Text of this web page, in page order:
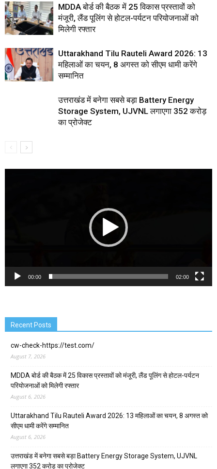
MDDA बोर्ड की बैठक में 25 विकास प्रस्तावों को
मंजूरी, लैंड पूलिंग से होटल-पर्यटन परियोजनाओं को
मिलेगी रफ्तार
Uttarakhand Tilu Rauteli Award 2026: 13
महिलाओं का चयन, 8 अगस्त को सीएम धामी करेंगे
सम्मानित
उत्तराखंड में बनेगा सबसे बड़ा Battery Energy
Storage System, UJVNL लगाएगा 352 करोड़
का प्रोजेक्ट
00:00 02:00
Recent Posts
cw-check-https://test.com/
August 7, 2026
MDDA बोर्ड की बैठक में 25 विकास प्रस्तावों को मंजूरी, लैंड पूलिंग से होटल-पर्यटन
परियोजनाओं को मिलेगी रफ्तार
August 6, 2026
Uttarakhand Tilu Rauteli Award 2026: 13 महिलाओं का चयन, 8 अगस्त को
सीएम धामी करेंगे सम्मानित
August 6, 2026
उत्तराखंड में बनेगा सबसे बड़ा Battery Energy Storage System, UJVNL
लगाएगा 352 करोड़ का प्रोजेक्ट